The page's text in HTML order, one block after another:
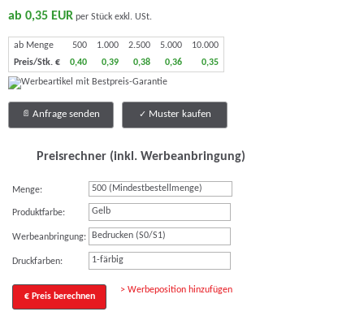
ab 0,35 EUR per Stück exkl. USt.
ab Menge 500 1.000 2.500 5.000
10.000
Preis/Stk. €
0,40 0,39 0,38 0,36 0,35
Anfrage senden Muster kaufen
Preisrechner (inkl. Werbeanbringung)
Menge:
Produktfarbe: Gelb
Werbeanbringung: Bedrucken (S0/S1)
Druckfarben: 1-färbig
€ Preis berechnen
> Werbeposition hinzufügen